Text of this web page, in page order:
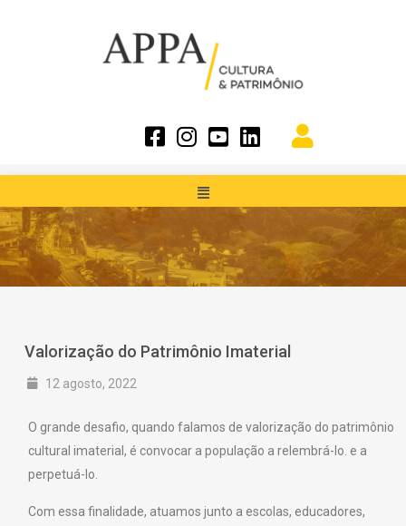
Valorização do Patrimônio Imaterial
12 agosto, 2022
O grande desafio, quando falamos de valorização do patrimônio
cultural imaterial, é convocar a população a relembrá-lo. e a
perpetuá-lo.
Com essa finalidade, atuamos junto a escolas, educadores,